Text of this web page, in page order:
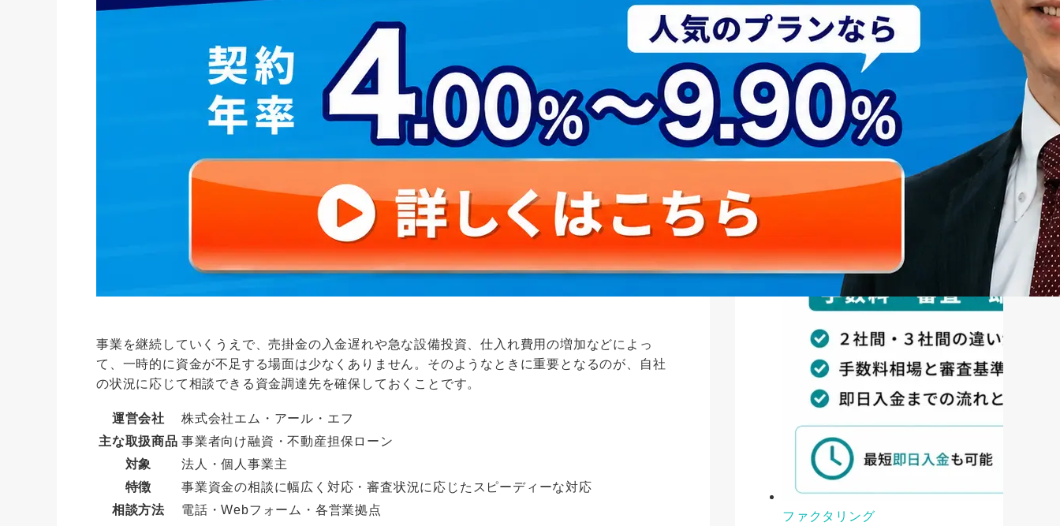
事業を継続していくうえで、売掛金の入金遅れや急な設備投資、仕入れ費用の増加などによっ
て、一時的に資金が不足する場面は少なくありません。そのようなときに重要となるのが、自社
の状況に応じて相談できる資金調達先を確保しておくことです。
運営会社
株式会社エム・アール・エフ
主な取扱商品 事業者向け融資・不動産担保ローン
対象
法人・個人事業主
特徴
事業資金の相談に幅広く対応・審査状況に応じたスピーディーな対応
相談方法
電話・Webフォーム・各営業拠点
法｜中小企業・個...
2026年8月5日
ファクタリング